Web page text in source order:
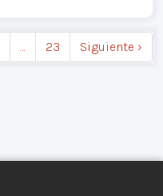
… 23 Siguiente ›